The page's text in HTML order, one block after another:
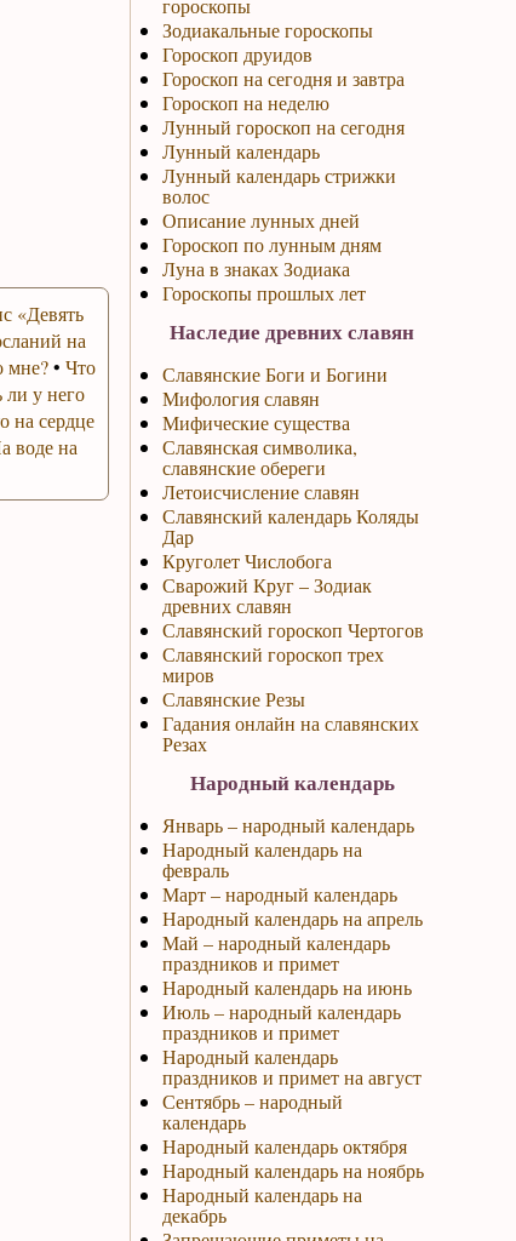
«Девять
на
мне?• Что
ли у него
на сердце
воде на
гороскопы
Зодиакальные гороскопы
Гороскоп друидов
Гороскоп на сегодня и завтра
Гороскоп на неделю
Лунный гороскоп на сегодня
Лунный календарь
Лунный календарь стрижки
волос
Описание лунных дней
Гороскоп по лунным дням
Луна в знаках Зодиака
Гороскопы прошлых лет
Наследие древних славян
Славянские Боги и Богини
Мифология славян
Мифические существа
Славянская символика,
славянские обереги
Летоисчисление славян
Славянский календарь Коляды
Дар
Круголет Числобога
Сварожий Круг – Зодиак
древних славян
Славянский гороскоп Чертогов
Славянский гороскоп трех
миров
Славянские Резы
Гадания онлайн на славянских
Резах
Народный календарь
Январь – народный календарь
Народный календарь на
февраль
Март – народный календарь
Народный календарь на апрель
Май – народный календарь
праздников и примет
Народный календарь на июнь
Июль – народный календарь
праздников и примет
Народный календарь
праздников и примет на август
Сентябрь – народный
календарь
Народный календарь октября
Народный календарь на ноябрь
Народный календарь на
декабрь